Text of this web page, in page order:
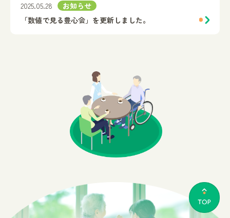
2025.05.28
お知らせ
「数値で見る豊心会」を更新しました。